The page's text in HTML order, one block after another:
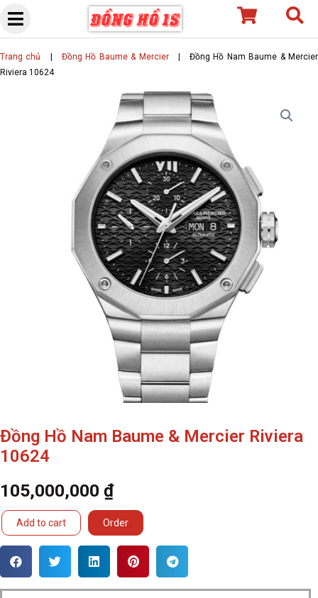
Skip
content
Trang chủ Đồng Hồ Baume & Mercier| Đồng Hồ Nam Baume & Mercier
Riviera 10624
Đồng Hồ Nam Baume & Mercier Riviera
10624
105,000,000 ₫
Đồng
Nam
Add to cart Order